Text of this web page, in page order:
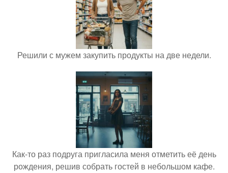
Решили с мужем закупить продукты на две недели.
Как-то раз подруга пригласила меня отметить её день
рождения, решив собрать гостей в небольшом кафе.